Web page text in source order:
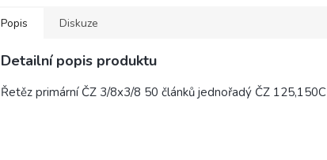
Popis Diskuze
Detailní popis produktu
Řetěz primární ČZ 3/8x3/8 50 článků jednořadý ČZ 125,150C